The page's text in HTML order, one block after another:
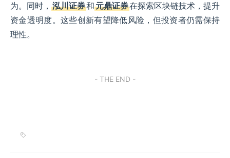
为。同时， 泓川证券和元鼎证券在探索区块链技术，提升
资金透明度。这些创新有望降低风险，但投资者仍需保持
理性。
- THE END -